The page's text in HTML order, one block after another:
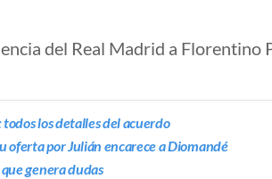
del Real Madrid a Florentino
los detalles del acuerdo
oferta por Julián encarece a Diomandé
genera dudas